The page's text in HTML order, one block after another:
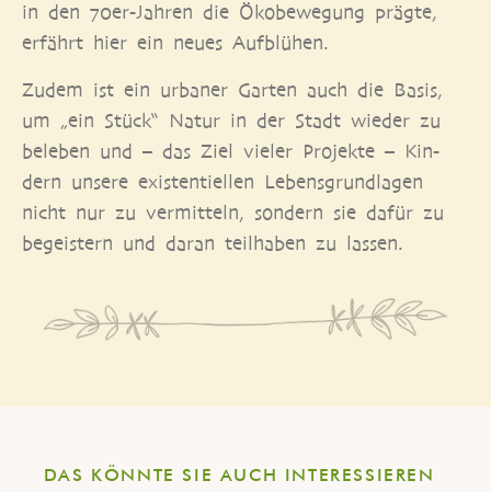
in den 70er-Jah­ren die Öko­be­we­gung präg­te,
erfährt hier ein neu­es Aufblühen.
Zudem ist ein urba­ner Gar­ten auch die Basis,
um „ein Stück“ Natur in der Stadt wie­der zu
bele­ben und – das Ziel vie­ler Pro­jek­te – Kin­
dern unse­re exis­ten­ti­el­len Lebens­grund­la­gen
nicht nur zu ver­mit­teln, son­dern sie dafür zu
begeis­tern und dar­an teil­ha­ben zu lassen.
DAS KÖNN­TE SIE AUCH INTERESSIEREN